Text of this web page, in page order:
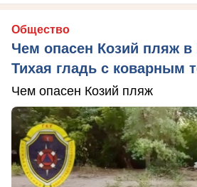
Общество
Чем опасен Козий пляж
Тихая гладь с коварным
Чем опасен Козий пляж